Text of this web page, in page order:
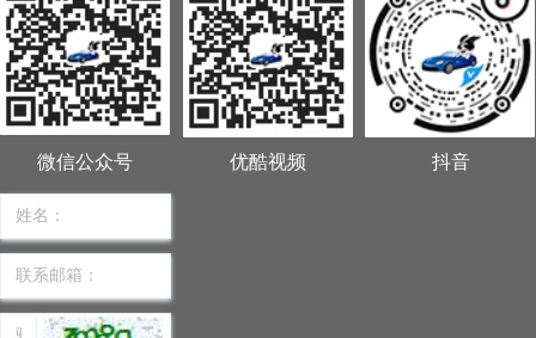
微信公众号 优酷视频 抖音